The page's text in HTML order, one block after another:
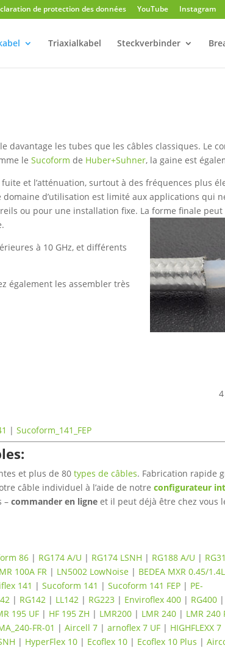
de protection des données YouTube Instagram
Triaxialkabel Steckverbinder
davantage les tubes que les câbles classiques. Le
leSucoform de Huber+Suhner, la gaine est
et l’atténuation, surtout à des fréquences plus
d’utilisation est limité aux applications qui
ou pour une installation fixe. La forme finale
à 10 GHz, et différents
également les assembler très
|Sucoform_141_FEP
et plus de 80types de câbles. Fabrication rapide
câble individuel à l’aide de notreconfigurateur
–commander en ligne et il peut déjà être chez vous
86 | RG174 A/U | RG174 LSNH | RG188 A/U |
100A FR | LN5002 LowNoise | BEDEA MXR 0.45/
141 |Sucoform 141 |Sucoform 141 FEP | PE-
| RG142 | LL142 | RG223 | Enviroflex 400 | RG400 |
195 UF | HF 195 ZH | LMR200 | LMR 240 | LMR 240
FR-01 |Aircell 7 |arnoflex 7 UF | HIGHFLEXX 7
| HyperFlex 10 | Ecoflex 10 | Ecoflex 10 Plus |